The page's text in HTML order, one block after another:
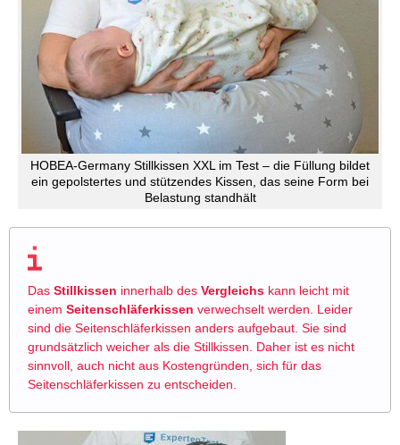
HOBEA-Germany Stillkissen XXL im Test – die Füllung bildet
ein gepolstertes und stützendes Kissen, das seine Form bei
Belastung standhält
Das Stillkissen innerhalb des Vergleichs kann leicht mit
einem Seitenschläferkissen verwechselt werden. Leider
sind die Seitenschläferkissen anders aufgebaut. Sie sind
grundsätzlich weicher als die Stillkissen. Daher ist es nicht
sinnvoll, auch nicht aus Kostengründen, sich für das
Seitenschläferkissen zu entscheiden.